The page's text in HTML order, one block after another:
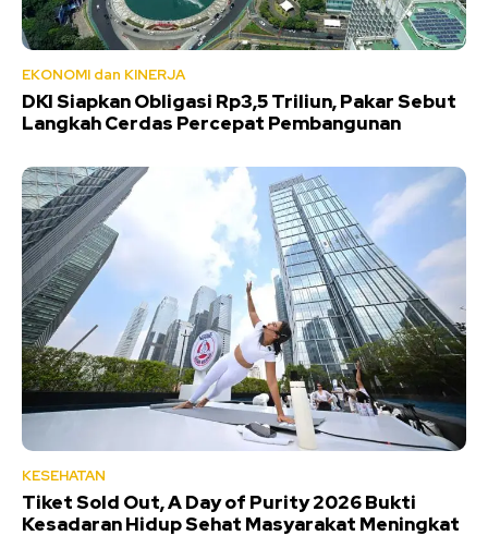
EKONOMI dan KINERJA
DKI Siapkan Obligasi Rp3,5 Triliun, Pakar Sebut
Langkah Cerdas Percepat Pembangunan
KESEHATAN
Tiket Sold Out, A Day of Purity 2026 Bukti
Kesadaran Hidup Sehat Masyarakat Meningkat